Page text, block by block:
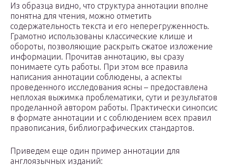
Из образца видно, что структура аннотации вполне
понятна для чтения, можно отметить
содержательность текста и его неперегруженность.
Грамотно использованы классические клише и
обороты, позволяющие раскрыть сжатое изложение
информации. Прочитав аннотацию, вы сразу
понимаете суть работы. При этом все правила
написания аннотации соблюдены, а аспекты
проведенного исследования ясны – предоставлена
неплохая выжимка проблематики, сути и результатов
проделанной автором работы. Практически синопсис
в формате аннотации и с соблюдением всех правил
правописания, библиографических стандартов.
Приведем еще один пример аннотации для
англоязычных изданий: